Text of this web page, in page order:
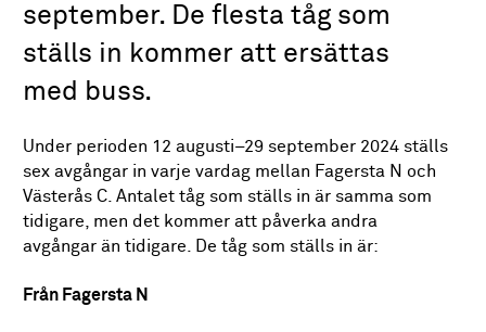
september. De flesta tåg som
ställs in kommer att ersättas
med buss.
Under perioden 12 augusti–29 september 2024 ställs
sex avgångar in varje vardag mellan Fagersta N och
Västerås C. Antalet tåg som ställs in är samma som
tidigare, men det kommer att påverka andra
avgångar än tidigare. De tåg som ställs in är:
Från Fagersta N